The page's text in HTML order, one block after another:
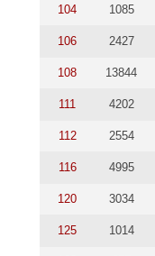
104 1085
106 2427
108 13844
111 4202
112 2554
116 4995
120 3034
125 1014